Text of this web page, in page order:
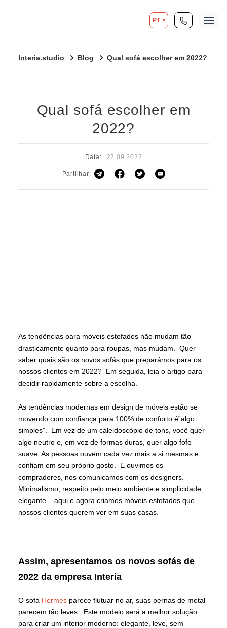
PT
Interia.studio Blog Qual sofá escolher em 2022?
Qual sofá escolher em
2022?
Partilhar:
Data: 22.09.2022
As tendências para móveis estofados não mudam tão
drasticamente quanto para roupas, mas mudam. Quer
saber quais são os novos sofás que preparámos para os
nossos clientes em 2022? Em seguida, leia o artigo para
decidir rapidamente sobre a escolha.
As tendências modernas em design de móveis estão se
movendo com confiança para 100% de conforto é”algo
simples”. Em vez de um caleidoscópio de tons, você quer
algo neutro e, em vez de formas duras, quer algo fofo
suave. As pessoas ouvem cada vez mais a si mesmas e
confiam em seu próprio gosto. E ouvimos os
compradores, nos comunicamos com os designers.
Minimalismo, respeito pelo meio ambiente e simplicidade
elegante – aqui e agora criamos móveis estofados que
nossos clientes querem ver em suas casas.
Assim, apresentamos os novos sofás de
2022 da empresa Interia
O sofá Hermes parece flutuar no ar, suas pernas de metal
parecem tão leves. Este modelo será a melhor solução
para criar um interior moderno: elegante, leve, sem